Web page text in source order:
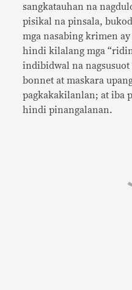
sangkatauhan na
pisikal na pinsala,
mga nasabing krimen
hindi kilalang mga
indibidwal na
bonnet at maskara
pagkakakilanlan; at iba
hindi pinangalanan.